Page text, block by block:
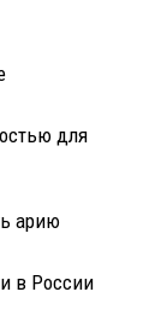
для
арию
в России